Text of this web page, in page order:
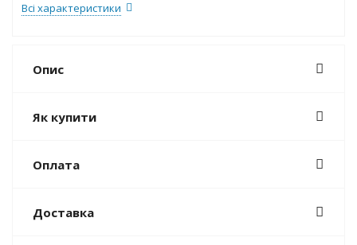
Всі характеристики
Опис
Як купити
Оплата
Доставка